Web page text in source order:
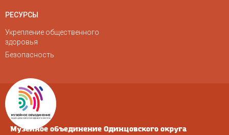
РЕСУРСЫ
Укрепление общественного
здоровья
Безопасность
Музейное объединение Одинцовского округа